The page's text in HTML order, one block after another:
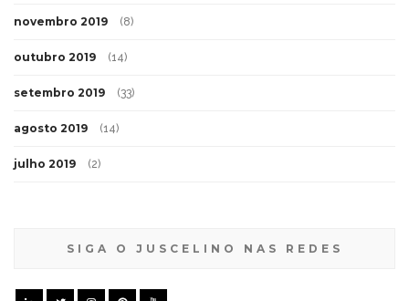
novembro 2019 (8)
outubro 2019 (14)
setembro 2019 (33)
agosto 2019 (14)
julho 2019 (2)
SIGA O JUSCELINO NAS REDES